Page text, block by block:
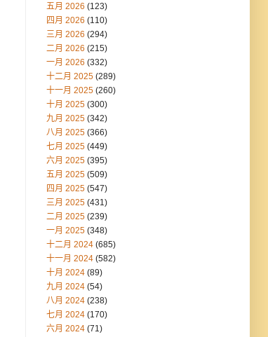
五月 2026 (123)
四月 2026 (110)
三月 2026 (294)
二月 2026 (215)
一月 2026 (332)
十二月 2025 (289)
十一月 2025 (260)
十月 2025 (300)
九月 2025 (342)
八月 2025 (366)
七月 2025 (449)
六月 2025 (395)
五月 2025 (509)
四月 2025 (547)
三月 2025 (431)
二月 2025 (239)
一月 2025 (348)
十二月 2024 (685)
十一月 2024 (582)
十月 2024 (89)
九月 2024 (54)
八月 2024 (238)
七月 2024 (170)
六月 2024 (71)